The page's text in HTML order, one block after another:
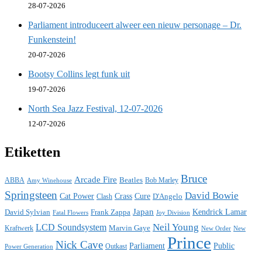
28-07-2026
Parliament introduceert alweer een nieuw personage – Dr.
Funkenstein!
20-07-2026
Bootsy Collins legt funk uit
19-07-2026
North Sea Jazz Festival, 12-07-2026
12-07-2026
Etiketten
ABBA Amy Winehouse Arcade Fire Beatles Bob Marley Bruce
Springsteen Cat Power Clash Crass Cure D'Angelo David Bowie
David Sylvian Fatal Flowers Frank Zappa Japan Joy Division Kendrick Lamar
Kraftwerk LCD Soundsystem Marvin Gaye Neil Young New Order New
Power Generation Nick Cave Outkast Parliament Prince Public